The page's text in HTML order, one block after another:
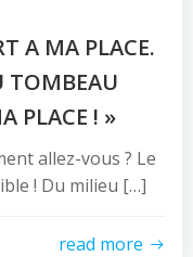
A MA PLACE.
TOMBEAU
PLACE ! »
allez-vous ? Le
! Du milieu […]
read more